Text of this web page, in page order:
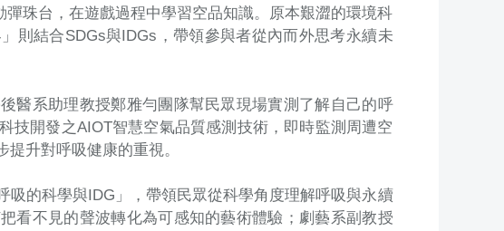
珠台，在遊戲過程中學習空品知識。原本艱澀的環境科
則結合SDGs與IDGs，帶領參與者從內而外思考永續未
醫系助理教授鄭雅勻團隊幫民眾現場實測了解自己的呼
技開發之AIOT智慧空氣品質感測技術，即時監測周遭空
升對呼吸健康的重視。
的科學與IDG」，帶領民眾從科學角度理解呼吸與永續
看不見的聲波轉化為可感知的藝術體驗；劇藝系副教授